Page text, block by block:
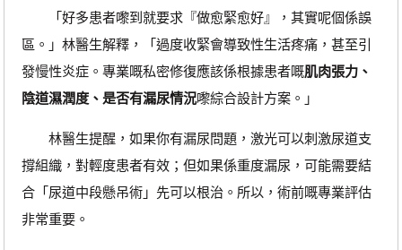
「好多患者嚟到就要求『做愈緊愈好』，其實呢個係誤
區。」林醫生解釋，「過度收緊會導致性生活疼痛，甚至引
發慢性炎症。專業嘅私密修復應該係根據患者嘅肌肉張力、
陰道濕潤度、是否有漏尿情況嚟綜合設計方案。」
林醫生提醒，如果你有漏尿問題，激光可以刺激尿道支
撐組織，對輕度患者有效；但如果係重度漏尿，可能需要結
合「尿道中段懸吊術」先可以根治。所以，術前嘅專業評估
非常重要。